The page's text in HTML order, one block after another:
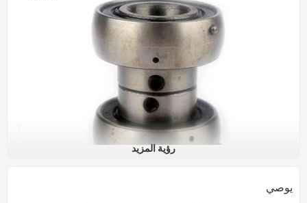
رؤية المزيد
يوصي